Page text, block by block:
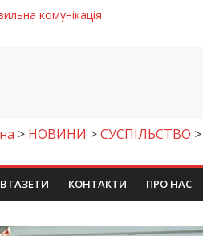
комунікація
на Дніпропетровщині
місце розташування
житло
> НОВИНИ >СУСПІЛЬСТВО >
ГАЗЕТИ КОНТАКТИ ПРО НАС